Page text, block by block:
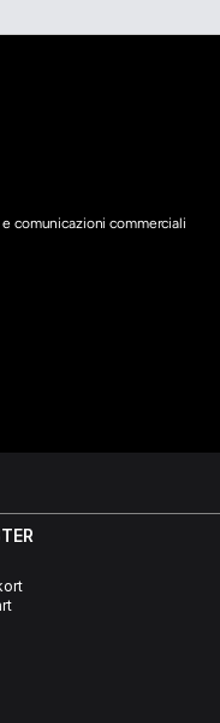
comunicazioni commerciali